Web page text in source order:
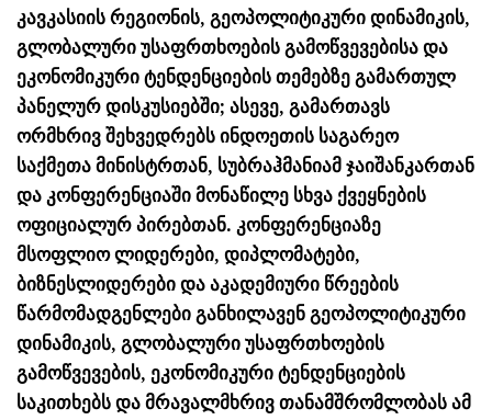
კავკასიის რეგიონის, გეოპოლიტიკური დინამიკის,
გლობალური უსაფრთხოების გამოწვევებისა და
ეკონომიკური ტენდენციების თემებზე გამართულ
პანელურ დისკუსიებში; ასევე, გამართავს
ორმხრივ შეხვედრებს ინდოეთის საგარეო
საქმეთა მინისტრთან, სუბრაჰმანიამ ჯაიშანკართან
და კონფერენციაში მონაწილე სხვა ქვეყნების
ოფიციალურ პირებთან. კონფერენციაზე
მსოფლიო ლიდერები, დიპლომატები,
ბიზნესლიდერები და აკადემიური წრეების
წარმომადგენლები განხილავენ გეოპოლიტიკური
დინამიკის, გლობალური უსაფრთხოების
გამოწვევების, ეკონომიკური ტენდენციების
საკითხებს და მრავალმხრივ თანამშრომლობას ამ